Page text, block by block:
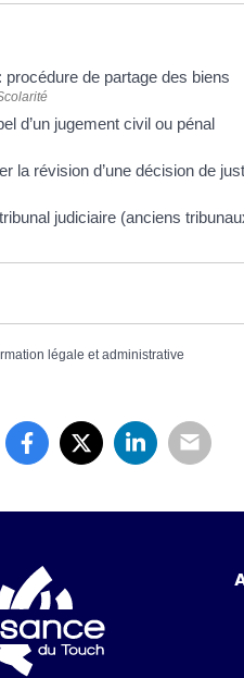
procédure de partage des biens
d’un jugement civil ou pénal
la révision d’une décision de
judiciaire (anciens
légale et administrative
Logo Ville de